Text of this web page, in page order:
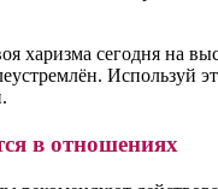
харизма сегодня на
Используй
в отношениях